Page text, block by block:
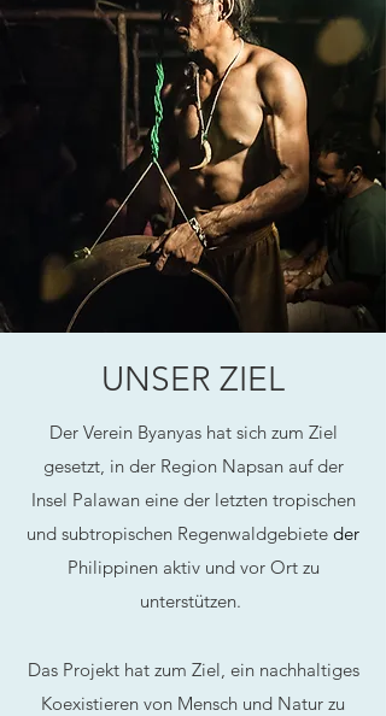
UNSER ZIEL
Der Verein Byanyas hat sich zum Ziel
gesetzt, in der Region Napsan auf der
Insel Palawan eine der letzten tropischen
und subtropischen Regenwaldgebiete der
Philippinen aktiv und vor Ort zu
unterstützen.
Das Projekt hat zum Ziel, ein nachhaltiges
Koexistieren von Mensch und Natur zu